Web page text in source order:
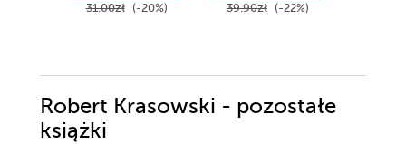
31.00zł (-20%) 39.90zł (-22%)
Robert Krasowski - pozostałe
książki